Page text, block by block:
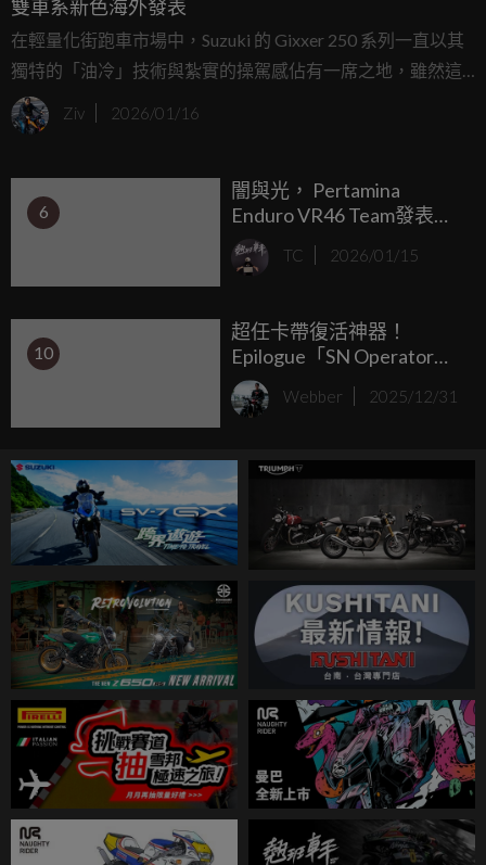
雙車系新色海外發表
在輕量化街跑車市場中，Suzuki 的 Gixxer 250 系列一直以其
獨特的「油冷」技術與紮實的操駕感佔有一席之地，雖然這
顆引擎在現今水冷怪獸橫行的年代顯得有些老派，但其輕量
化與穩定的輸出的確擄獲不少硬派玩家的心。 近日印度
250，雖然硬體規格沒有變動，但換上了極具質感的全新配
色，試圖在視覺上帶給消費者更多新鮮感。
Ziv 2026/01/16
6
闇與光， Pertamina
Enduro VR46 Team發表
2026年賽季實戰DUCATI
Desmosedici GP賽車塗
TC 2026/01/15
10
超任卡帶復活神器！
Epilogue「SN Operator」
透明讀卡機：插上 USB-
C，Steam Deck 直接讀實
Webber 2025/12/31